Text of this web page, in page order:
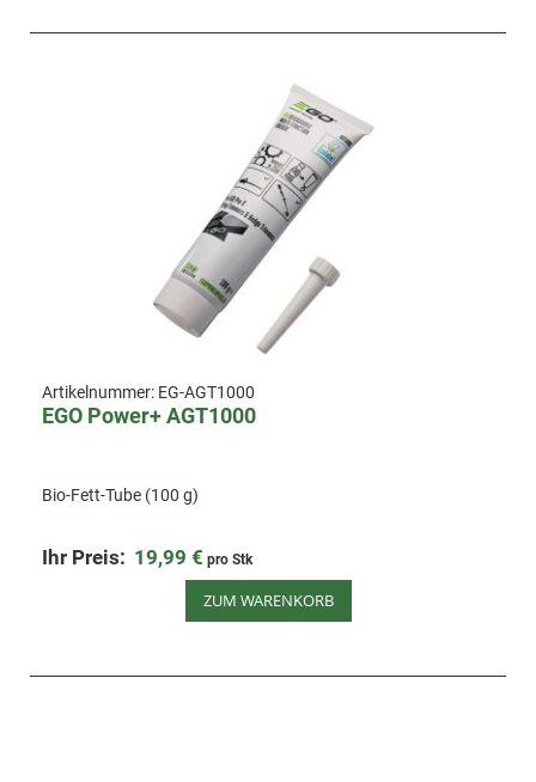
Artikelnummer: EG-AGT1000
EGO Power+ AGT1000
Bio-Fett-Tube (100 g)
Ihr Preis: 19,99 € pro Stk
ZUM WARENKORB